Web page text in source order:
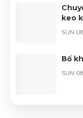
keo
SUN
Bố
SUN